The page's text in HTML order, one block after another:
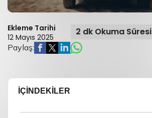
Ekleme Tarihi
12 Mayıs 2025
2 dk Okuma Süresi
Paylaş:
İÇİNDEKİLER